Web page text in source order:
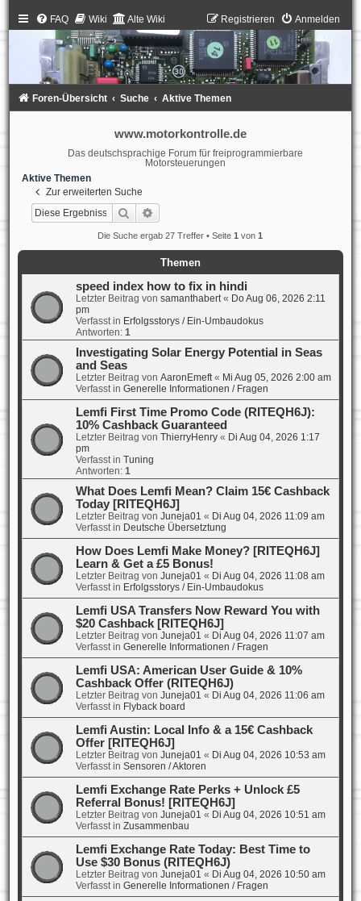
FAQ Wiki Alte Wiki Anmelden
Registrieren
Foren-Übersicht Suche Aktive Themen
www.motorkontrolle.de
Das deutschsprachige Forum für freiprogrammierbare
Motorsteuerungen
Aktive Themen
Zur erweiterten Suche
Suche
Die Suche ergab 27 Treffer • Seite1 von1
Themen
speed index how to fix in hindi
Letzter Beitrag von samanthabert« Do Aug 06, 2026 2:11
pm
Verfasst in Erfolgsstorys / Ein-Umbaudokus
Antworten: 1
Investigating Solar Energy Potential in Seas
and Seas
Letzter Beitrag von AaronEmeft« Mi Aug 05, 2026 2:00 am
Verfasst in Generelle Informationen / Fragen
Lemfi First Time Promo Code (RITEQH6J):
10% Cashback Guaranteed
Letzter Beitrag von ThierryHenry« Di Aug 04, 2026 1:17
pm
Verfasst in Tuning
Antworten: 1
What Does Lemfi Mean? Claim 15€ Cashback
Today [RITEQH6J]
Letzter Beitrag von Juneja01 « Di Aug 04, 2026 11:09 am
Verfasst in Deutsche Übersetztung
How Does Lemfi Make Money? [RITEQH6J]
Learn & Get a £5 Bonus!
Letzter Beitrag von Juneja01 « Di Aug 04, 2026 11:08 am
Verfasst in Erfolgsstorys / Ein-Umbaudokus
Lemfi USA Transfers Now Reward You with
$20 Cashback [RITEQH6J]
Letzter Beitrag von Juneja01 « Di Aug 04, 2026 11:07 am
Verfasst in Generelle Informationen / Fragen
Lemfi USA: American User Guide & 10%
Cashback Offer (RITEQH6J)
Letzter Beitrag von Juneja01 « Di Aug 04, 2026 11:06 am
Verfasst in Flyback board
Lemfi Austin: Local Info & a 15€ Cashback
Offer [RITEQH6J]
Letzter Beitrag von Juneja01 « Di Aug 04, 2026 10:53 am
Verfasst in Sensoren / Aktoren
Lemfi Exchange Rate Perks + Unlock £5
Referral Bonus! [RITEQH6J]
Letzter Beitrag von Juneja01 « Di Aug 04, 2026 10:51 am
Verfasst in Zusammenbau
Lemfi Exchange Rate Today: Best Time to
Use $30 Bonus (RITEQH6J)
Letzter Beitrag von Juneja01 « Di Aug 04, 2026 10:50 am
Verfasst in Generelle Informationen / Fragen